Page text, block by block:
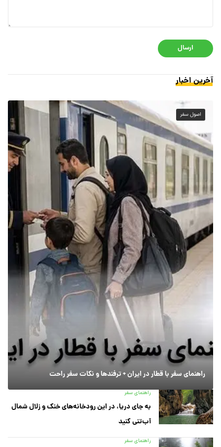
ارسال
آخرین اخبار
اصول سفر
راهنمای سفر با قطار در ایران + ترفندها و نکات سفر راحت
راهنمای سفر
به جای دریا، در این رودخانه‌های خنک و زلال شمال
آب‌تنی کنید
راهنمای سفر